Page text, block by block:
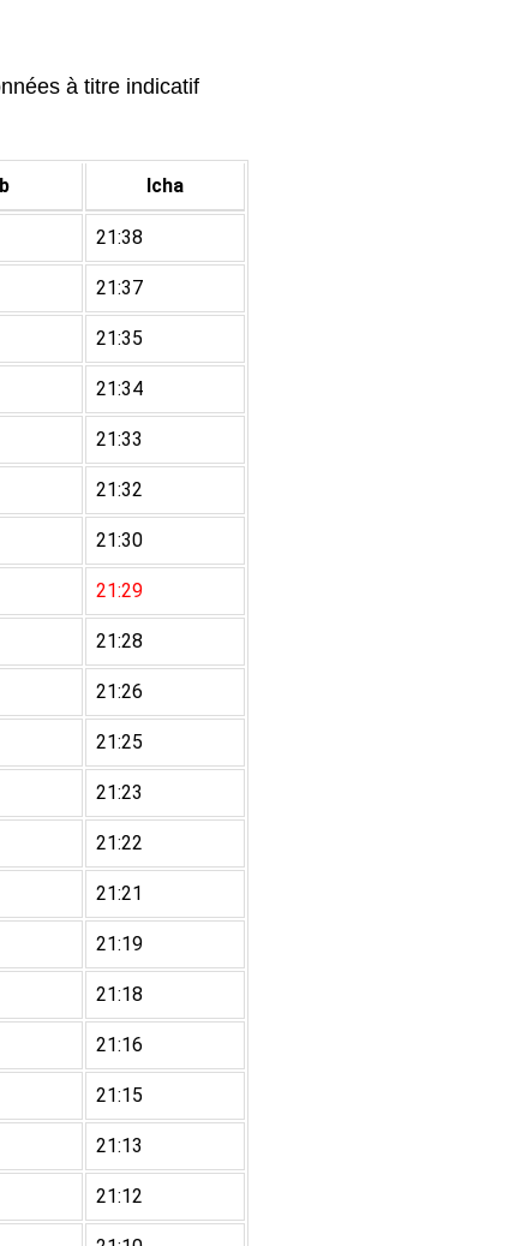
à titre indicatif
Icha
21:38
21:37
21:35
21:34
21:33
21:32
21:30
21:29
21:28
21:26
21:25
21:23
21:22
21:21
21:19
21:18
21:16
21:15
21:13
21:12